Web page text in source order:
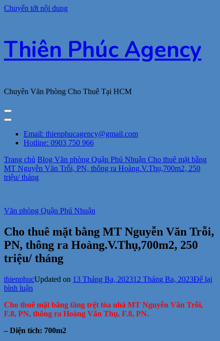
Chuyển tới nội dung
Thiên Phúc Agency
Chuyên Văn Phòng Cho Thuê Tại HCM
Email: thienphucagency@gmail.com
Hotline: 0903 750 966
Trang chủ Blog Văn phòng Quận Phú Nhuận Cho thuê mặt bằng
MT Nguyễn Văn Trỗi, PN, thông ra Hoàng.V.Thụ,700m2, 250
triệu/ tháng
Văn phòng Quận Phú Nhuận
Cho thuê mặt bằng MT Nguyễn Văn Trỗi,
PN, thông ra Hoàng.V.Thụ,700m2, 250
triệu/ tháng
thienphucUpdated on 13 Tháng Ba, 202312 Tháng Ba, 2023Để lại
bình luận
thuê
mặt
MT
Cho thuê mặt bằng tầng trệt tòa nhà MT Nguyễn Văn Trỗi,
F.8, PN, thông ra Hoàng Văn Thụ, F.8, PN.
– Diện tích: 700m2